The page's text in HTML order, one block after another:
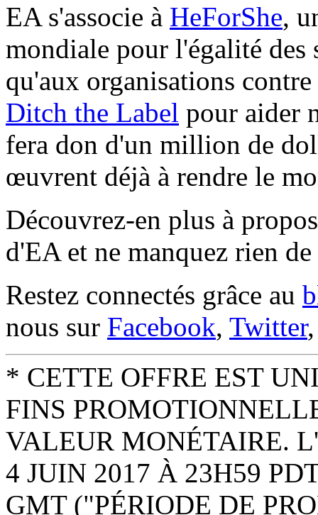
EA s'associe à HeForShe,
mondiale pour l'égalité des
qu'aux organisations
Ditch the Label pour aider
fera don d'un million de
œuvrent déjà à rendre le
Découvrez-en plus à
d'EA et ne manquez rien
Restez connectés grâce au
nous sur Facebook, Twitter
* CETTE OFFRE EST
FINS
VALEUR MONÉTAIRE.
4 JUIN 2017 À 23H59
GMT ("PÉRIODE DE